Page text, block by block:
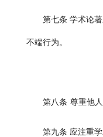
第七条 学术论
不端行为。
第八条 尊重他
第九条 应注重